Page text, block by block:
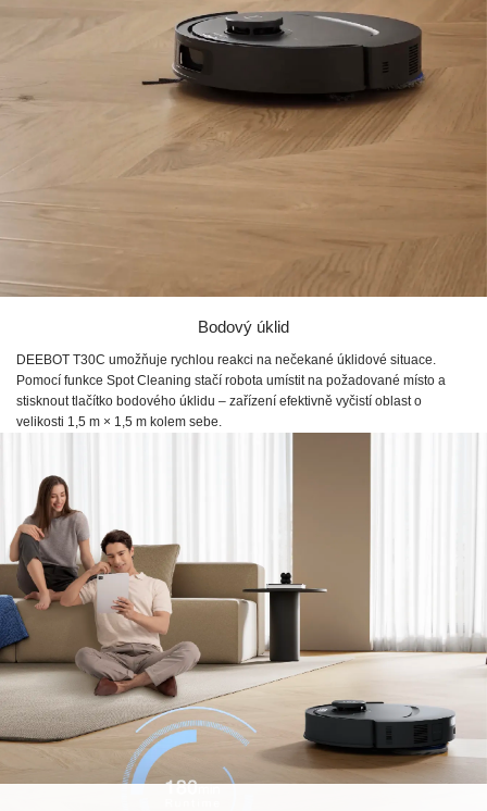
Bodový úklid
DEEBOT T30C umožňuje rychlou reakci na nečekané úklidové situace.
Pomocí funkce Spot Cleaning stačí robota umístit na požadované místo a
stisknout tlačítko bodového úklidu – zařízení efektivně vyčistí oblast o
velikosti 1,5 m × 1,5 m kolem sebe.